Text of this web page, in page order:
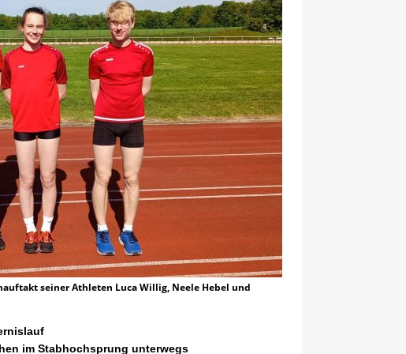
seiner Athleten Luca Willig, Neele Hebel und
im Stabhochsprung unterwegs